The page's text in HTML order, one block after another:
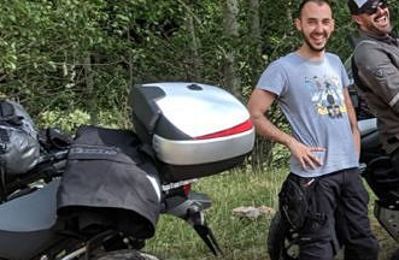
¿Qué destino te